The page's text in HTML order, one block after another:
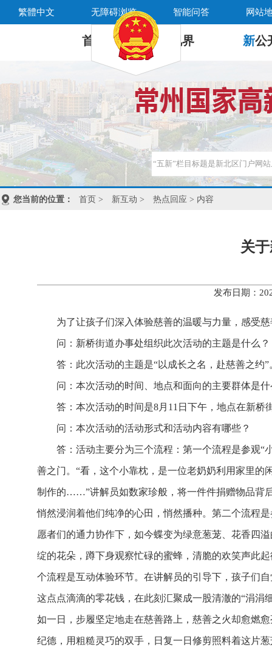
繁體中文 无障碍浏览 智能问答 网站
首 页 新 视界 新公
您当前的位置： 首页 > 新互动 > 热点回应 > 内容
关
发布日期：
为了让孩子们深入体验慈善的温暖与力量，感受
问：新桥街道办事处组织此次活动的主题是什么？
答：此次活动的主题是“以成长之名，赴慈善之约”
问：本次活动的时间、地点和面向的主要群体是
答：本次活动的时间是8月11日下午，地点在新
问：本次活动的活动形式和活动内容有哪些？
答：活动主要分为三个流程：第一个流程是参观“
善之门。“看，这个小靠枕，是一位老奶奶利用家里
制作的……”讲解员如数家珍般，将一件件捐赠物品背
悄然浸润着他们纯净的心田，悄然播种。第二个流程
愿者们的通力协作下，如今蝶变为绿意葱茏、花香四
绽的花朵，蹲下身观察忙碌的蜜蜂，清脆的欢笑声此
个流程是互动体验环节。在讲解员的引导下，孩子们
这点点滴滴的零花钱，在此刻汇聚成一股清澈的“涓
如一日，步履坚定地走在慈善路上，慈善之火却愈燃
纪德，用粗糙灵巧的双手，日复一日修剪照料着这片